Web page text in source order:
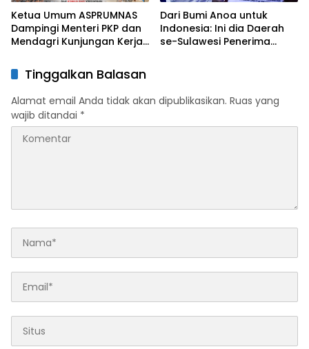
Ketua Umum ASPRUMNAS
Dampingi Menteri PKP dan
Mendagri Kunjungan Kerja
Program Rumah Layak Huni
dan Konsolidasi Organisasi
Dari Bumi Anoa untuk
Indonesia: Ini dia Daerah
se-Sulawesi Penerima
Tinggalkan Balasan
Alamat email Anda tidak akan dipublikasikan. Ruas yang
wajib ditandai *